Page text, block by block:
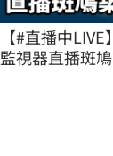
【#直播中
監視器直播斑